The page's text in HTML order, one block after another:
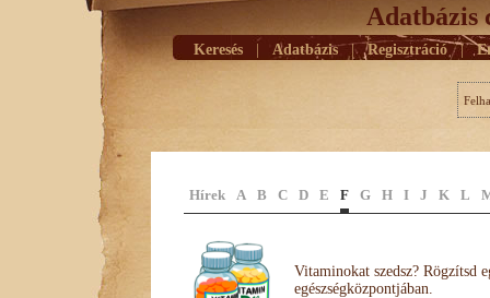
Adatbázis
Keresés Adatbázis | Regisztráció |
Hírek A B C D E F G H I J K L
Vitaminokat szedsz? Rögzítsd
egészségközpontjában.